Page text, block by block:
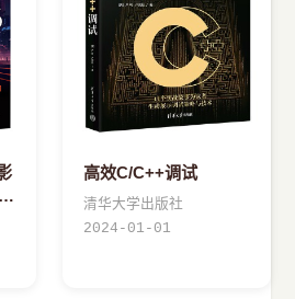
高效C/C++调试
清华大学出版社
2024-01-01